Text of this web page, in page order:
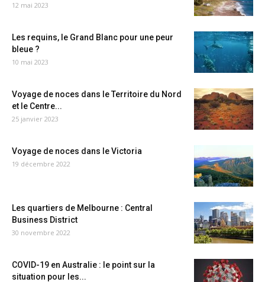
12 mai 2023
Les requins, le Grand Blanc pour une peur
bleue ?
10 mai 2023
Voyage de noces dans le Territoire du Nord
et le Centre...
25 janvier 2023
Voyage de noces dans le Victoria
19 décembre 2022
Les quartiers de Melbourne : Central
Business District
30 novembre 2022
COVID-19 en Australie : le point sur la
situation pour les...